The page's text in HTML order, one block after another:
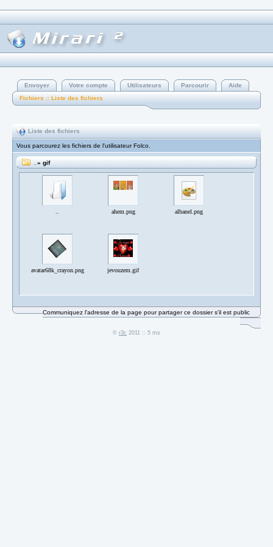
Envoyer Votre compte Utilisateurs Parcourir
Aide
Fichiers :: Liste des fichiers
Liste des fichiers
Vous parcourez les fichiers de l'utilisateur Folco.
.. » gif
ahem.png albanel.png
avatar68k_crayon.png jevouzem.gif
Communiquez l'adresse de la page pour partager ce dossier s'il est public
© r3c 2011 :: 5 ms